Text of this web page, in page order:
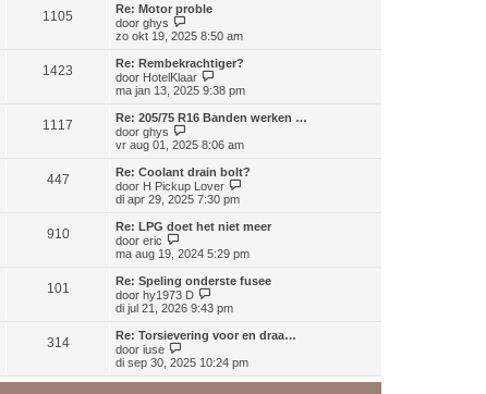
e
e
i
c
h
a
t
s
e
b
e
i
h
k
l
a
a
t
s
e
e
c
h
1105
Re: Motor proble
door ghys
e
i
j
k
l
a
a
t
s
e
b
e
i
h
zo okt 19, 2025 8:50 am
1423
Re: Rembekrachtiger?
door HotelKlaar
e
i
k
l
a
a
t
s
e
e
i
h
ma jan 13, 2025 9:38 pm
1117
Re: 205/75 R16 Banden werken …
door ghys
e
i
j
k
l
a
a
t
s
e
b
e
i
h
t
vr aug 01, 2025 8:06 am
447
Re: Coolant drain bolt?
door H Pickup Lover
i
k
l
a
a
e
e
r
di apr 29, 2025 7:30 pm
910
Re: LPG doet het niet meer
door eric
e
j
k
l
a
t
s
t
ma aug 19, 2024 5:29 pm
101
Re: Speling onderste fusee
door hy1973 D
e
k
i
k
l
a
di jul 21, 2026 9:43 pm
314
Re: Torsievering voor en draa…
door iuse
e
i
di sep 30, 2025 10:24 pm